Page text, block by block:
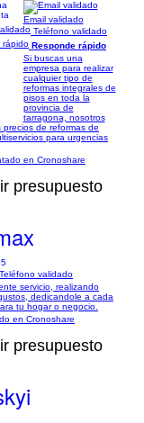
Email validado
Teléfono validado
Responde rápido
Si buscas una
empresa para realizar
cualquier tipo de
reformas integrales de
pisos en toda la
provincia de
tarragona, nosotros
de reformas de
para urgencias
en Cronoshare
presupuesto
Teléfono validado
servicio, realizando
dedicandole a cada
tu hogar o negocio.
en Cronoshare
presupuesto